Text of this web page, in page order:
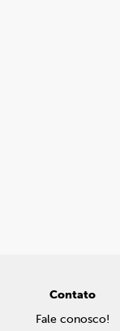
Contato
Fale conosco!